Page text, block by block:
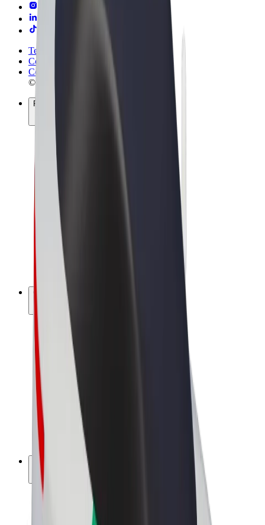
Termeni și Condiții
Confidențialitate
Cookie-uri
© 2026 Bolt Technology OÜ
Produse
Curse
Trotinete
Bolt Market
Bolt Food
Bolt Drive
Bolt for Business
Biciclete electrice
Bolt Plus
Câștigă cu Bolt
Șoferi
Câștiguri șofer partener
Curieri
Câștiguri curier
Comercianți Bolt Food
Companie
Despre Bolt